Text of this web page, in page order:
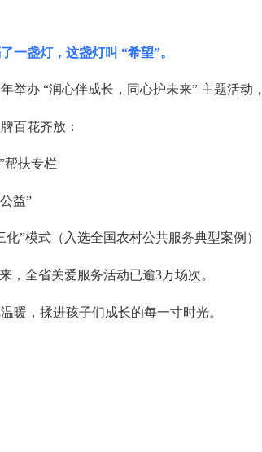
一盏灯，这盏灯叫 “希望”。
举办 “润心伴成长，同心护未来” 主题活动
百花齐放：
帮扶专栏
益”
化”模式（入选全国农村公共服务典型案例）
，全省关爱服务活动已逾3万场次。
暖，揉进孩子们成长的每一寸时光。